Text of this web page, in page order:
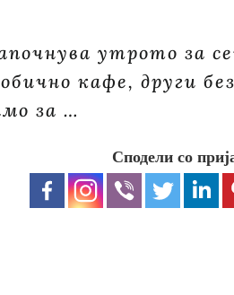
утрото за
кафе, други
за …
Сподели со